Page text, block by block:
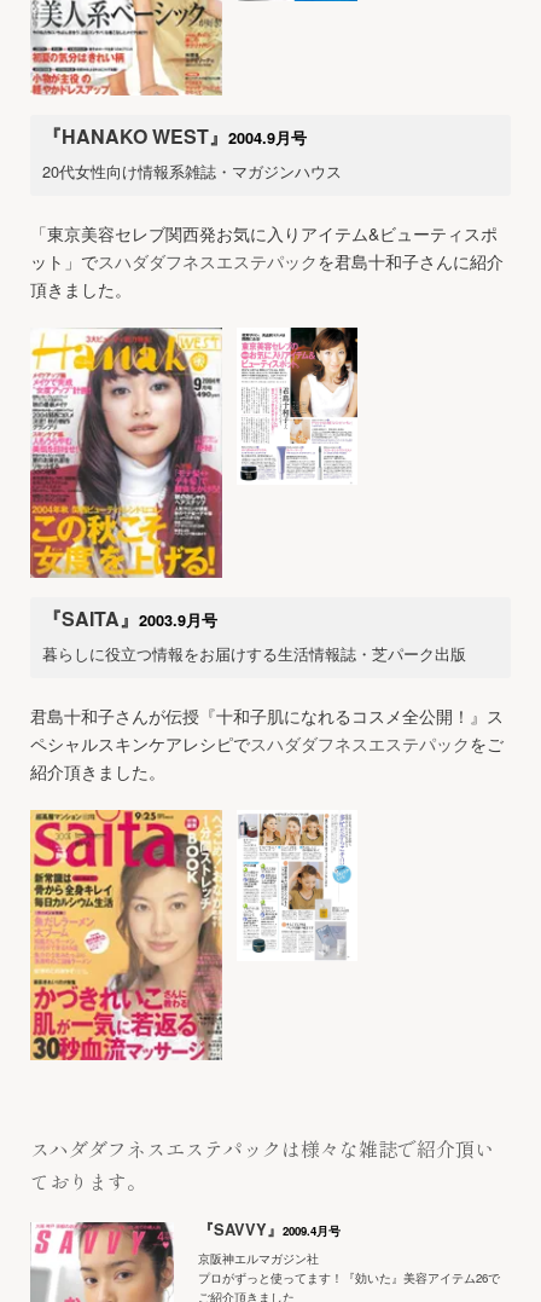
『HANAKO WEST』 2004.9月号
20代女性向け情報系雑誌・マガジンハウス
「東京美容セレブ関西発お気に入りアイテム&ビューティスポ
ット」でスハダダフネスエステパックを君島十和子さんに紹介
頂きました。
『SAITA』 2003.9月号
暮らしに役立つ情報をお届けする生活情報誌・芝パーク出版
君島十和子さんが伝授『十和子肌になれるコスメ全公開！』ス
ペシャルスキンケアレシピでスハダダフネスエステパックをご
紹介頂きました。
スハダダフネスエステパックは様々な雑誌で紹介頂い
ております。
『SAVVY』2009.4月号
京阪神エルマガジン社
プロがずっと使ってます！『効いた』美容アイテム26で
ご紹介頂きました